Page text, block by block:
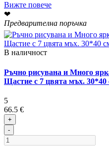
Вижте повече
❤
Предварителна поръчка
В наличност
Ръчно рисувана и Много
Щастие с 7 цвята мъх. 30*40
5
66.5 €
+
-